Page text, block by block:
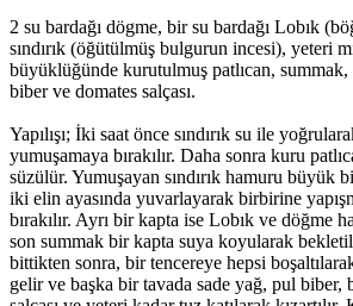
2 su bardağı dögme, bir su bardağı Lobık
sındırık (öğütülmüş bulgurun incesi), yeteri
büyüklüğünde kurutulmuş patlıcan, summak,
biber ve domates salçası.
Yapılışı; İki saat önce sındırık su ile
yumuşamaya bırakılır. Daha sonra kuru
süzülür. Yumuşayan sındırık hamuru büyük
iki elin ayasında yuvarlayarak birbirine
bırakılır. Ayrı bir kapta ise Lobık ve döğme
son summak bir kapta suya koyularak
bittikten sonra, bir tencereye hepsi
gelir ve başka bir tavada sade yağ, pul biber,